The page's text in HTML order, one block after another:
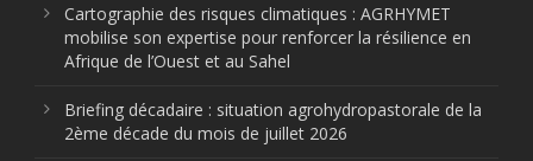
Cartographie des risques climatiques : AGRHYMET
mobilise son expertise pour renforcer la résilience en
Afrique de l’Ouest et au Sahel
Briefing décadaire : situation agrohydropastorale de la
2ème décade du mois de juillet 2026